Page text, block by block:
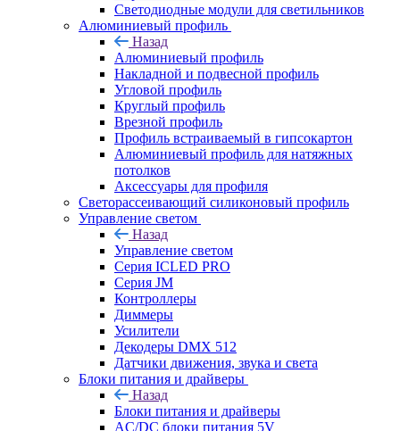
Светодиодные модули для светильников
Алюминиевый профиль
Назад
Алюминиевый профиль
Накладной и подвесной профиль
Угловой профиль
Круглый профиль
Врезной профиль
Профиль встраиваемый в гипсокартон
Алюминиевый профиль для натяжных
потолков
Аксессуары для профиля
Светорассеивающий силиконовый профиль
Управление светом
Назад
Управление светом
Серия ICLED PRO
Серия JM
Контроллеры
Диммеры
Усилители
Декодеры DMX 512
Датчики движения, звука и света
Блоки питания и драйверы
Назад
Блоки питания и драйверы
AC/DC блоки питания 5V